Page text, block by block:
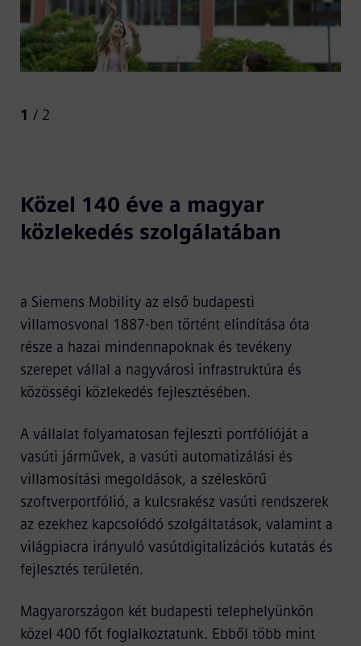
1 / 2
Közel 140 éve a magyar
közlekedés szolgálatában
a Siemens Mobility az első budapesti
villamosvonal 1887-ben történt elindítása óta
része a hazai mindennapoknak és tevékeny
szerepet vállal a nagyvárosi infrastruktúra és
közösségi közlekedés fejlesztésében.
A vállalat folyamatosan fejleszti portfólióját a
vasúti járművek, a vasúti automatizálási és
villamosítási megoldások, a széleskörű
szoftverportfólió, a kulcsrakész vasúti rendszerek
az ezekhez kapcsolódó szolgáltatások, valamint a
világpiacra irányuló vasútdigitalizációs kutatás és
fejlesztés területén.
Magyarországon két budapesti telephelyünkön
közel 400 főt foglalkoztatunk. Ebből több mint